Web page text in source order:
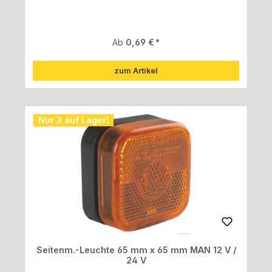
Regulärer Preis:
Ab 0,69 €
zum Artikel
Nur 3 auf Lager!
Seitenm.-Leuchte 65 mm x 65 mm MAN 12 V /
24 V